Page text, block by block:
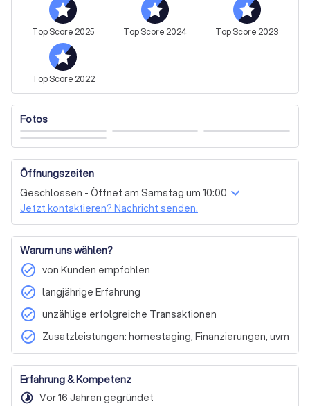
Vereinbaren Sie jetzt ein kostenloses und
unverbindliches Beratungsgespräch. Gemeinsam
entwickeln wir die passende Strategie für Ihre Immobilie
und begleiten Sie zuverlässig bis zum erfolgreichen
Abschluss.
TopScore 2025 TopScore 2024 TopScore 2023
TopScore 2022
Fotos
Öffnungszeiten
Geschlossen - Öffnet am Samstag um 10:00
Jetzt kontaktieren? Nachricht senden.
Warum uns wählen?
check_circle von Kunden empfohlen
check_circle langjährige Erfahrung
check_circle unzählige erfolgreiche Transaktionen
check_circle Zusatzleistungen: homestaging, Finanzierungen, uvm
Erfahrung & Kompetenz
timelapse Vor 16 Jahren gegründet